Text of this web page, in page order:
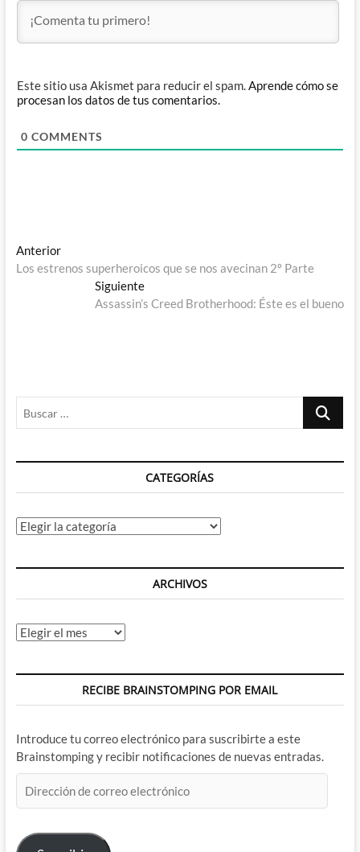
Este sitio usa Akismet para reducir el spam.Aprende cómo se
procesan los datos de tus comentarios.
0 COMMENTS
Navegación
de
entradas
AnteriorEntrada
anterior:
Los estrenos superheroicos que se nos avecinan 2º Parte
SiguienteEntrada
siguiente:
Assassin’s Creed Brotherhood: Éste es el bueno
Buscar
CATEGORÍAS
Categorías
ARCHIVOS
Archivos
RECIBE BRAINSTOMPING POR EMAIL
Introduce tu correo electrónico para suscribirte a este
Brainstomping y recibir notificaciones de nuevas entradas.
de
electrónico